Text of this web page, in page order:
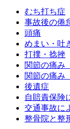
むち打ち症
事故後の倦
頭痛
めまい・吐
打撲・捻挫
関節の痛み
関節の痛み
後遺症
自賠責保険
交通事故に
整骨院と整